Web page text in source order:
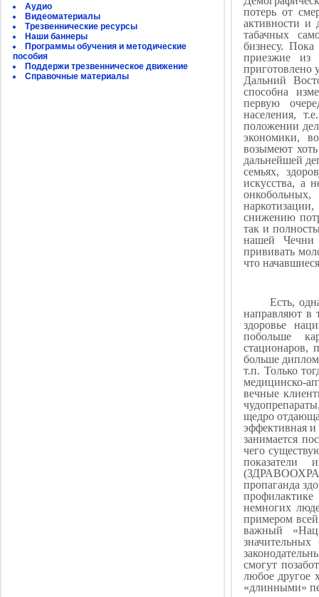
Аудио
Видеоматериалы
Трезвеннические ресурсы
Наши баннеры
Программы обучения и методические
пособия
Поддержи трезвенническое движение
Справочные материалы
потерь от
активности и
табачных
бизнесу.
приезжие из
приготовлено
Дальний
способна
первую
населения,
положении дел
экономики,
возымеют хоть
дальнейшей
семьях,
искусства, а
снижению
так и
нашей Чечни
прививать
что
Есть,
направляют в
здоровье
побольше
стационаров,
больше
т.п. Только
медицинско-
вечные
щедро
эффективная
занимается
чего
показатели
пропаганда
немногих
примером всей
важный
смогут
любое другое
«длинными»